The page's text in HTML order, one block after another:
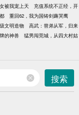
被我宠上天
充值系统不正经，开
重回62，我为国铸剑薅哭鹰
文明造物
高武：替弟从军，归来
的神兽
猛男闯莞城，从四大村姑
搜索